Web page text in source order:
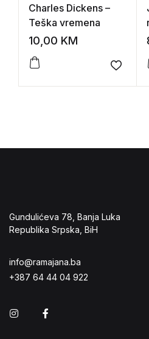
Charles Dickens –
Teška vremena
10,00 KM
Add to
Gundulićeva 78, Banja Luka
Republika Srpska, BiH
info@ramajana.ba
+387 64 44 04 922
Instagram